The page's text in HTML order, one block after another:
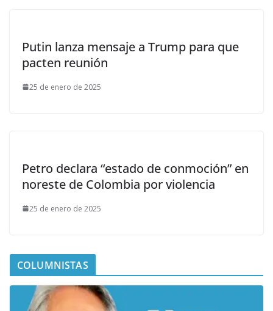
Putin lanza mensaje a Trump para que
pacten reunión
25 de enero de 2025
Petro declara “estado de conmoción” en
noreste de Colombia por violencia
25 de enero de 2025
COLUMNISTAS